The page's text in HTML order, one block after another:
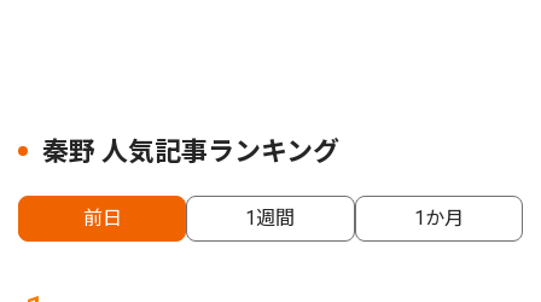
秦野 人気記事ランキング
前日 1週間 1か月